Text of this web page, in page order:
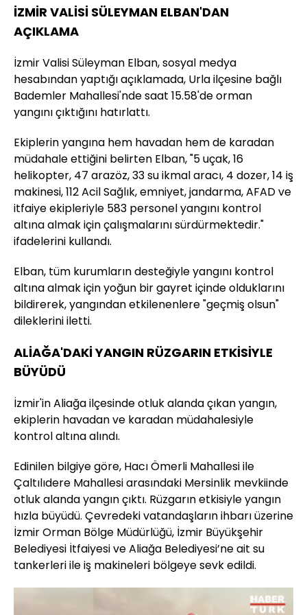
İZMİR VALİSİ SÜLEYMAN ELBAN'DAN
AÇIKLAMA
İzmir Valisi Süleyman Elban, sosyal medya
hesabından yaptığı açıklamada, Urla ilçesine bağlı
Bademler Mahallesi'nde saat 15.58'de orman
yangını çıktığını hatırlattı.
Ekiplerin yangına hem havadan hem de karadan
müdahale ettiğini belirten Elban, "5 uçak, 16
helikopter, 47 arazöz, 33 su ikmal aracı, 4 dozer, 14 iş
makinesi, 112 Acil Sağlık, emniyet, jandarma, AFAD ve
itfaiye ekipleriyle 583 personel yangını kontrol
altına almak için çalışmalarını sürdürmektedir."
ifadelerini kullandı.
Elban, tüm kurumların desteğiyle yangını kontrol
altına almak için yoğun bir gayret içinde olduklarını
bildirerek, yangından etkilenenlere "geçmiş olsun"
dileklerini iletti.
ALİAĞA'DAKİ YANGIN RÜZGARIN ETKİSİYLE
BÜYÜDÜ
İzmir'in Aliağa ilçesinde otluk alanda çıkan yangın,
ekiplerin havadan ve karadan müdahalesiyle
kontrol altına alındı.
Edinilen bilgiye göre, Hacı Ömerli Mahallesi ile
Çaltılıdere Mahallesi arasındaki Mersinlik mevkiinde
otluk alanda yangın çıktı. Rüzgarın etkisiyle yangın
hızla büyüdü. Çevredeki vatandaşların ihbarı üzerine
İzmir Orman Bölge Müdürlüğü, İzmir Büyükşehir
Belediyesi İtfaiyesi ve Aliağa Belediyesi’ne ait su
tankerleri ile iş makineleri bölgeye sevk edildi.